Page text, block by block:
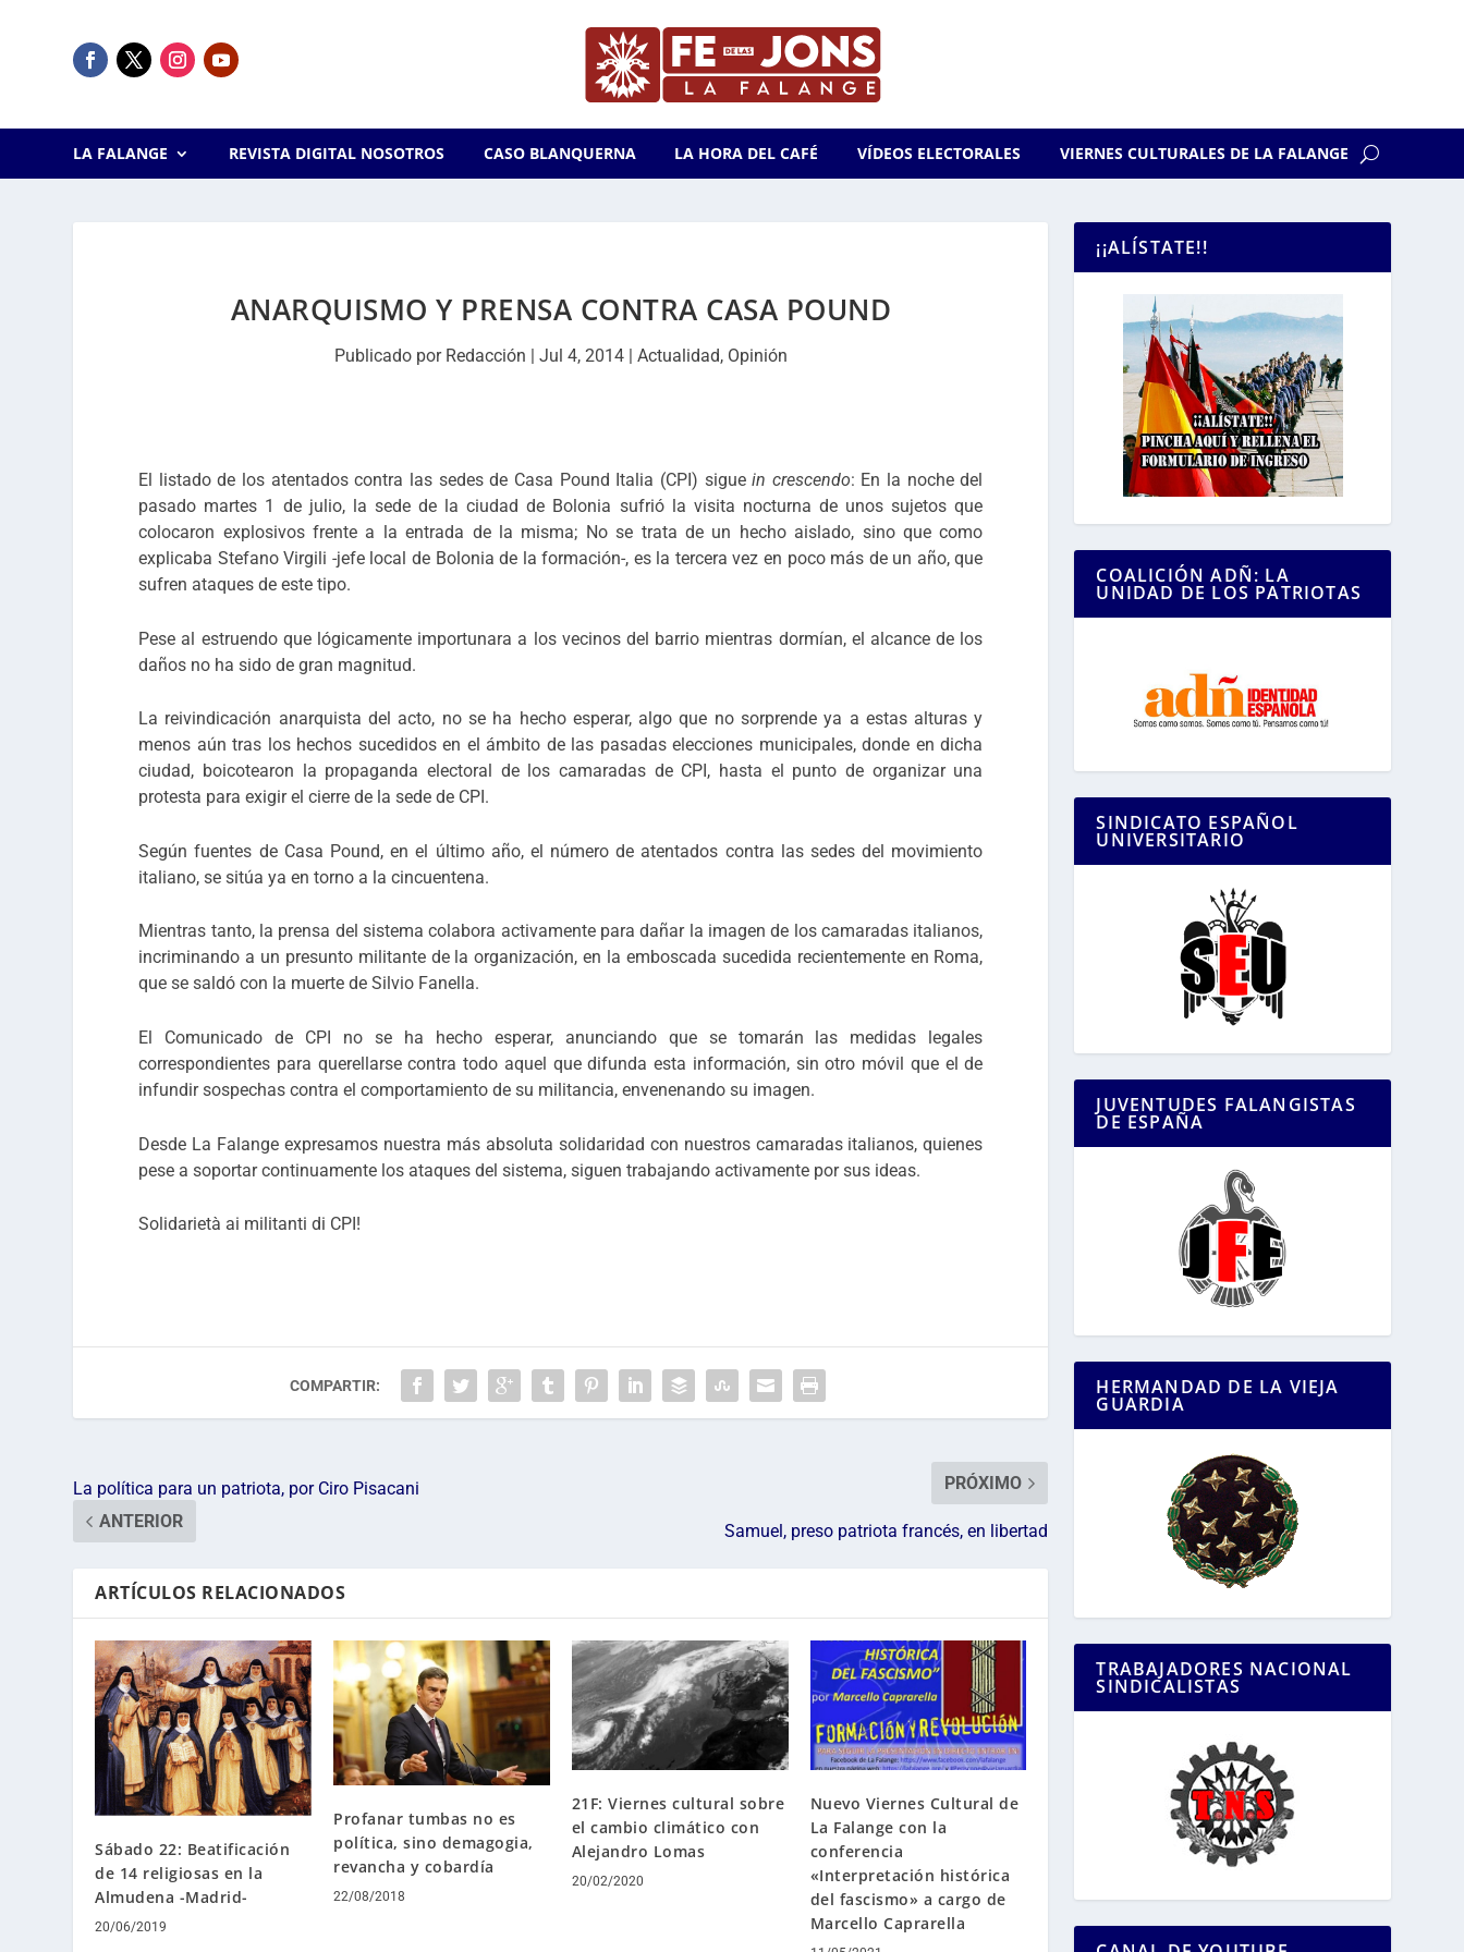
LA FALANGE REVISTA DIGITAL NOSOTROS CASO BLANQUERNA LA HORA DEL CAFÉ VÍDEOS ELECTORALES VIERNES CULTURALES DE LA FALANGE
ANARQUISMO Y PRENSA CONTRA CASA POUND
Publicado por Redacción | Jul 4, 2014| Actualidad, Opinión
El listado de los atentados contra las sedes de Casa Pound Italia (CPI) siguein crescendo: En la noche del
pasado martes 1 de julio, la sede de la ciudad de Bolonia sufrió la visita nocturna de unos sujetos que
colocaron explosivos frente a la entrada de la misma; No se trata de un hecho aislado, sino que como
explicaba Stefano Virgili -jefe local de Bolonia de la formación-, es la tercera vez en poco más de un año, que
sufren ataques de este tipo.
Pese al estruendo que lógicamente importunara a los vecinos del barrio mientras dormían, el alcance de los
daños no ha sido de gran magnitud.
La reivindicación anarquista del acto, no se ha hecho esperar, algo que no sorprende ya a estas alturas y
menos aún tras los hechos sucedidos en el ámbito de las pasadas elecciones municipales, donde en dicha
ciudad, boicotearon la propaganda electoral de los camaradas de CPI, hasta el punto de organizar una
protesta para exigir el cierre de la sede de CPI.
Según fuentes de Casa Pound, en el último año, el número de atentados contra las sedes del movimiento
italiano, se sitúa ya en torno a la cincuentena.
Mientras tanto, la prensa del sistema colabora activamente para dañar la imagen de los camaradas italianos,
incriminando a un presunto militante de la organización, en la emboscada sucedida recientemente en Roma,
que se saldó con la muerte de Silvio Fanella.
El Comunicado de CPI no se ha hecho esperar, anunciando que se tomarán las medidas legales
correspondientes para querellarse contra todo aquel que difunda esta información, sin otro móvil que el de
infundir sospechas contra el comportamiento de su militancia, envenenando su imagen.
Desde La Falange expresamos nuestra más absoluta solidaridad con nuestros camaradas italianos, quienes
pese a soportar continuamente los ataques del sistema, siguen trabajando activamente por sus ideas.
Solidarietà ai militanti di CPI!
COMPARTIR:
La política para un patriota, por Ciro Pisacani
ANTERIOR
PRÓXIMO
Samuel, preso patriota francés, en libertad
ARTÍCULOS RELACIONADOS
Sábado 22: Beatificación
de 14 religiosas en la
Almudena -Madrid-
20/06/2019
Profanar tumbas no es
política, sino demagogia,
revancha y cobardía
22/08/2018
21F: Viernes cultural sobre
el cambio climático con
Alejandro Lomas
20/02/2020
Nuevo Viernes Cultural de
La Falange con la
conferencia
«Interpretación histórica
del fascismo» a cargo de
Marcello Caprarella
¡¡ALÍSTATE!!
COALICIÓN ADÑ: LA
UNIDAD DE LOS PATRIOTAS
SINDICATO ESPAÑOL
UNIVERSITARIO
JUVENTUDES FALANGISTAS
DE ESPAÑA
HERMANDAD DE LA VIEJA
GUARDIA
TRABAJADORES NACIONAL
SINDICALISTAS